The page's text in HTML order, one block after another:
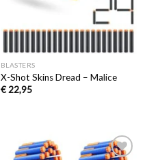
BLASTERS
X-Shot Skins Dread – Malice
€22,95